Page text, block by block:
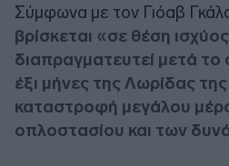
Σύμφωνα με τον Γιόαβ
βρίσκεται «σε θέση
διαπραγματευτεί μετά
έξι μήνες της Λωρίδας
καταστροφή μεγάλου
οπλοστασίου και των